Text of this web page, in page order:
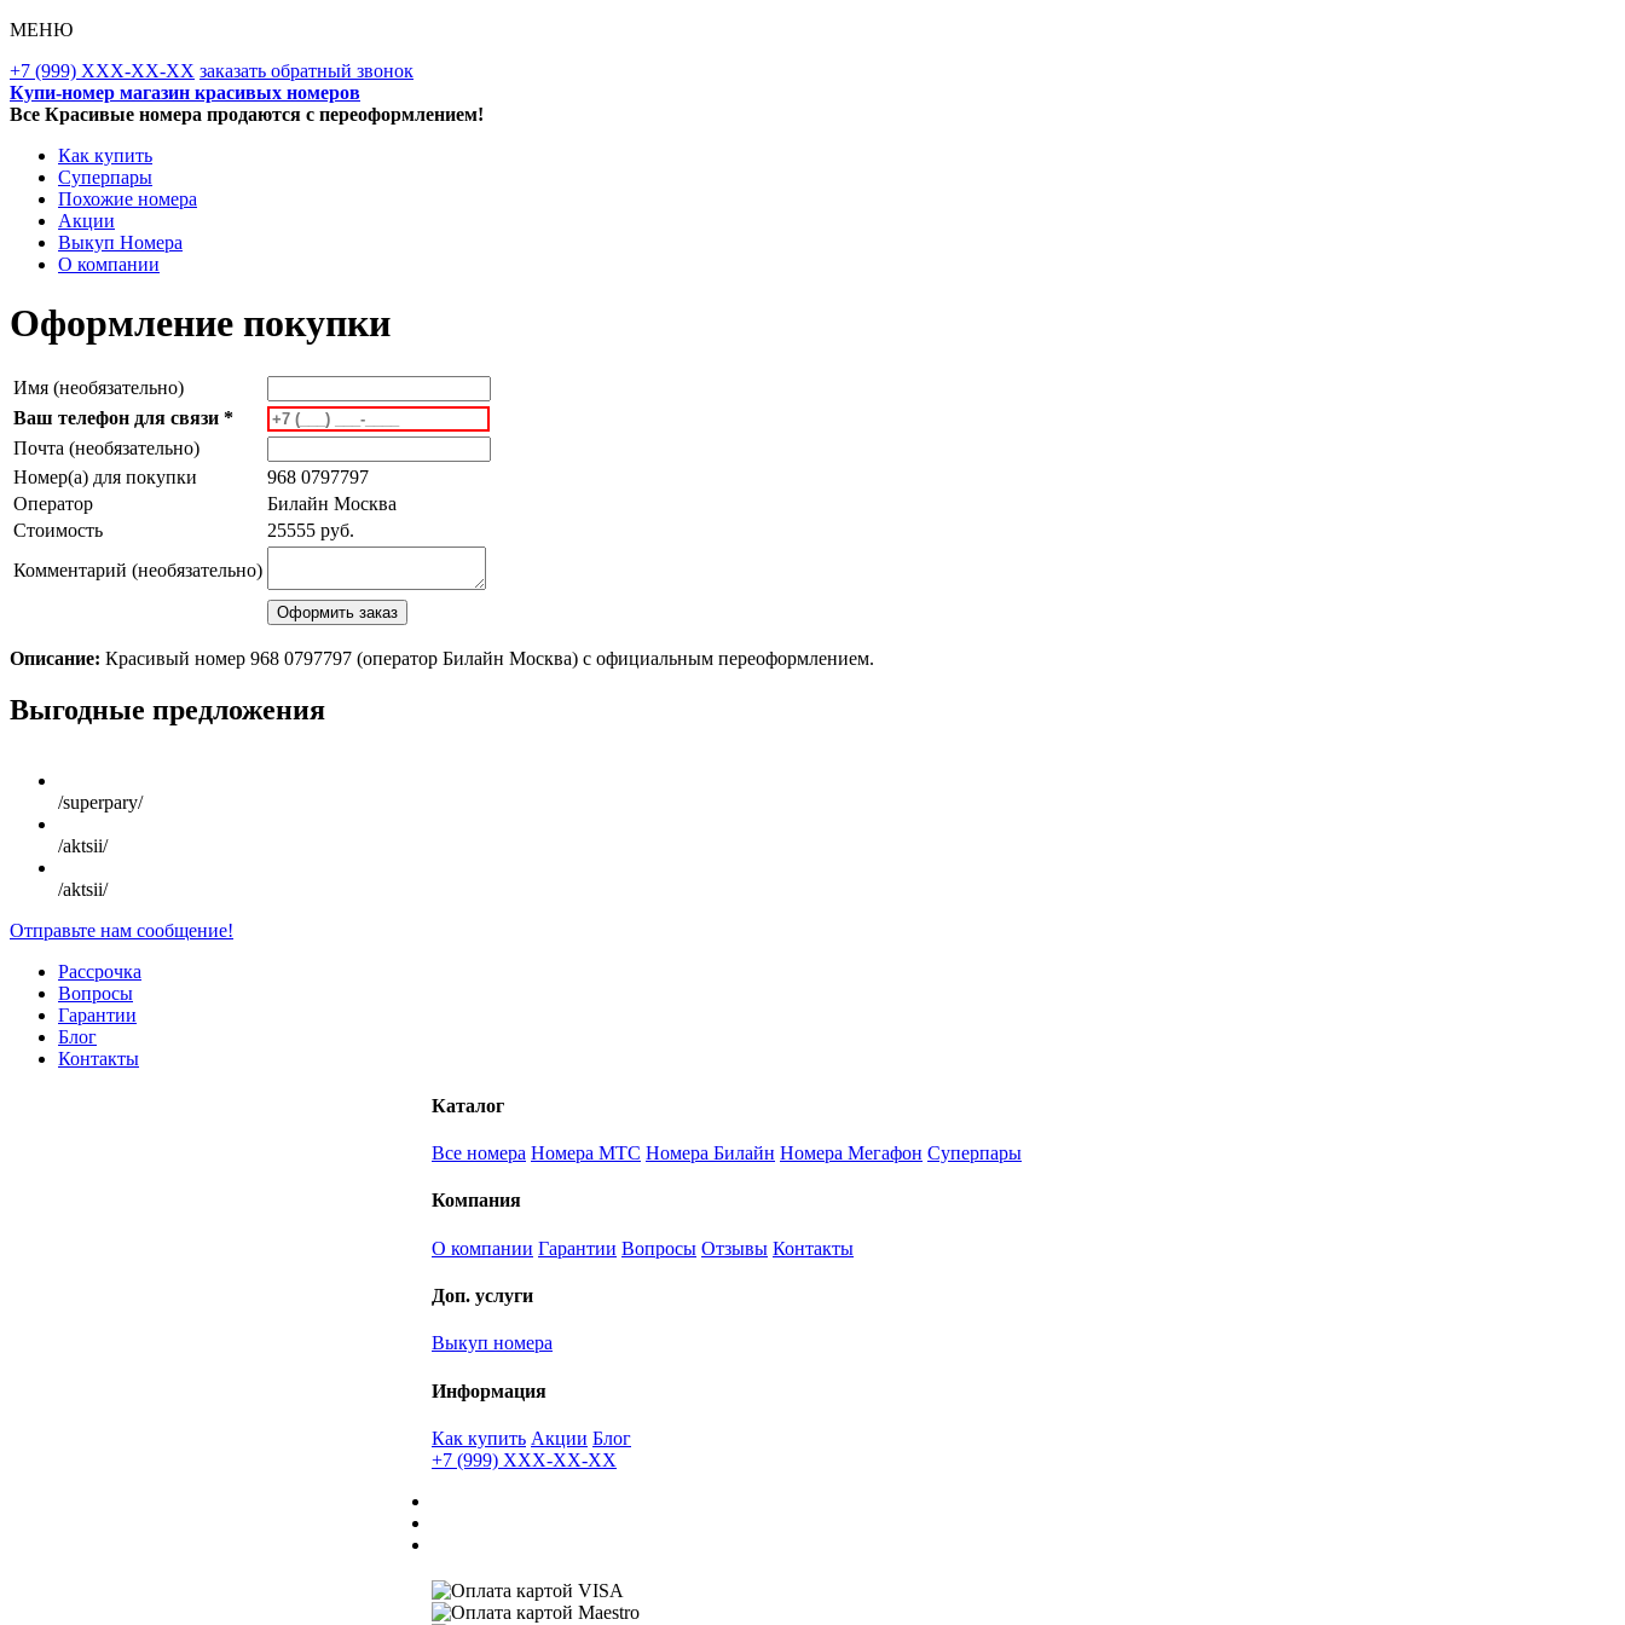
МЕНЮ
+7 (999) XXX-XX-XX заказать обратный звонок
Купи-номер магазин красивых номеров
Все Красивые номера продаются с переоформлением!
Как купить
Суперпары
Похожие номера
Акции
Выкуп Номера
О компании
Оформление покупки
Имя (необязательно)
Ваш телефон для связи *
Почта (необязательно)
Номер(а) для покупки
968 0797797
Оператор
Билайн Москва
Стоимость
25555 руб.
Комментарий (необязательно)
Описание: Красивый номер 968 0797797 (оператор Билайн Москва) с официальным переоформлением.
Scroll
Up
Выгодные предложения
/superpary/
/aktsii/
/aktsii/
Отправьте нам сообщение!
Рассрочка
Вопросы
Гарантии
Блог
Контакты
Каталог
Все номера Номера МТС Номера Билайн Номера Мегафон Суперпары
Компания
О компании Гарантии Вопросы Отзывы Контакты
Доп. услуги
Выкуп номера
Информация
Как купить Акции Блог
+7 (999) XXX-XX-XX